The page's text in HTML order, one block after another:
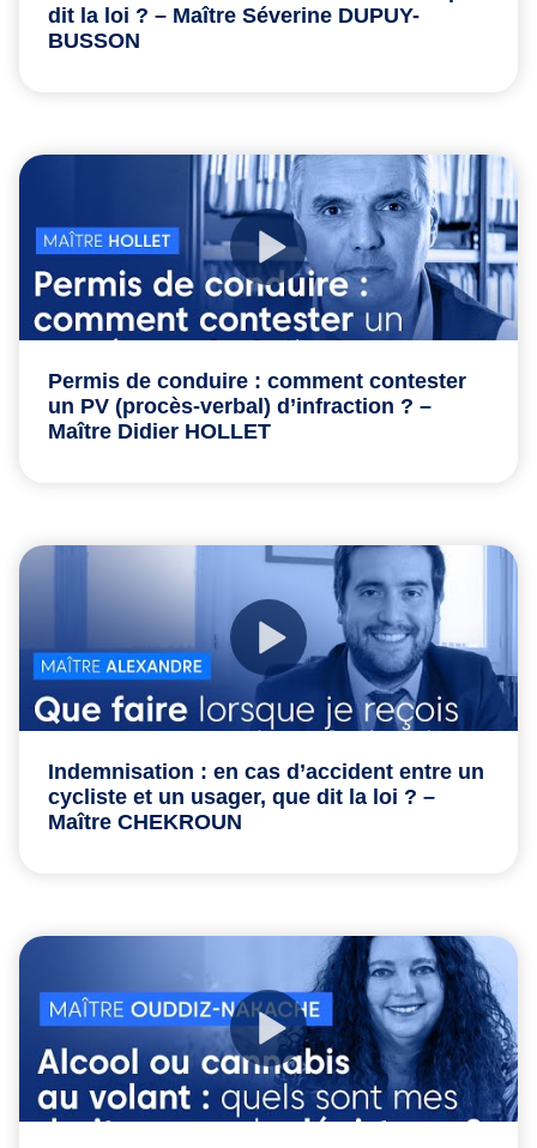
dit la loi ? – Maître Séverine DUPUY-
BUSSON
Permis de conduire : comment contester
un PV (procès-verbal) d’infraction ? –
Maître Didier HOLLET
Indemnisation : en cas d’accident entre un
cycliste et un usager, que dit la loi ? –
Maître CHEKROUN